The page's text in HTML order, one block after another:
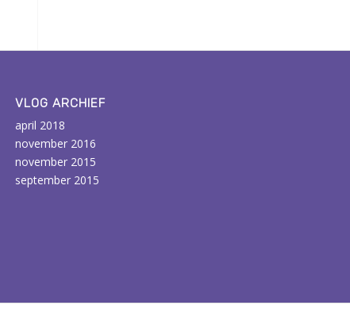
VLOG ARCHIEF
april 2018
november 2016
november 2015
september 2015